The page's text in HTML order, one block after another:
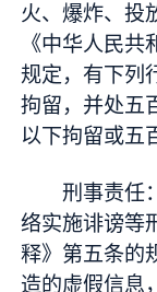
火、爆炸、投
《中华人民
规定，有下列
拘留，并处五
以下拘留或五
刑事责任
络实施诽谤等
释》第五条的
造的虚假信息